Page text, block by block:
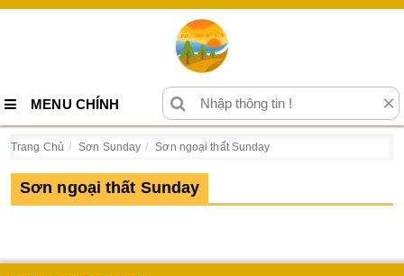
MENU CHÍNH ×
Trang Chủ Sơn Sunday Sơn ngoại thất Sunday
Sơn ngoại thất Sunday